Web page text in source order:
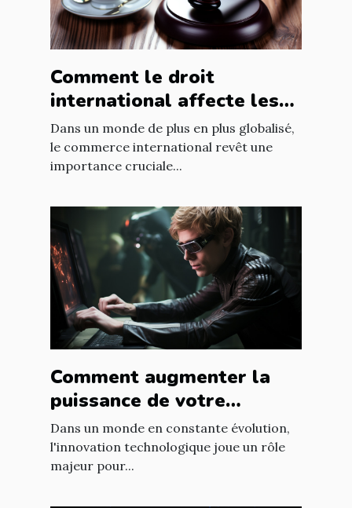
Comment le droit
international affecte les
accords commerciaux
Dans un monde de plus en plus globalisé,
le commerce international revêt une
importance cruciale...
Comment augmenter la
puissance de votre
entreprise grâce aux
nouvelles technologies
Dans un monde en constante évolution,
l'innovation technologique joue un rôle
majeur pour...